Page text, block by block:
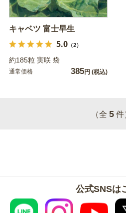
キャベツ 富士早生
5.0（2）
約185粒 実咲 袋
通常価格 385円 (税込)
（全 5 件
公式SNSは